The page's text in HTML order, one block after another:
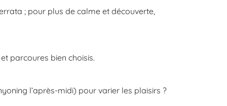
; pour plus de calme et découverte,
parcoures bien choisis.
l’après-midi) pour varier les plaisirs ?